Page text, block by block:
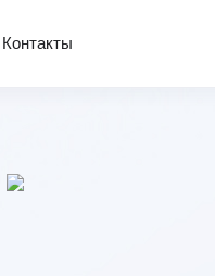
Контакты